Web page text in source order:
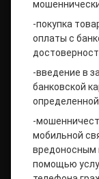
-покупка
оплаты с
-введение в
банковской
-
мобильной
вредоносным
помощью